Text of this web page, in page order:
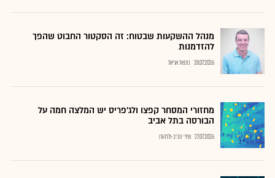
מנהל ההשקעות שבטוח: זה הסקטור החבוט שהפך
להזדמנות
28.07.2026 נתנאל אריאל
מחזורי המסחר קפצו ולג'פריס יש המלצה חמה על
הבורסה בתל אביב
27.07.2026 שירי חביב-ולדהורן